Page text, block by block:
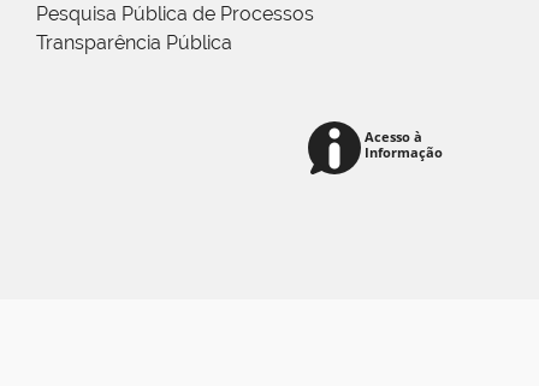
Pesquisa Pública de Processos
Transparência Pública